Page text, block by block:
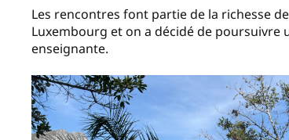
Les rencontres font partie de la richesse
Luxembourg et on a décidé de poursuivre
enseignante.